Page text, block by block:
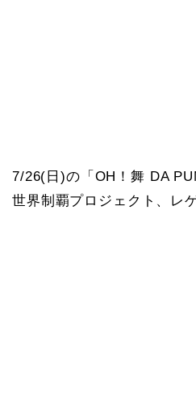
7/26(日)の「OH！舞 DA
世界制覇プロジェクト、レ